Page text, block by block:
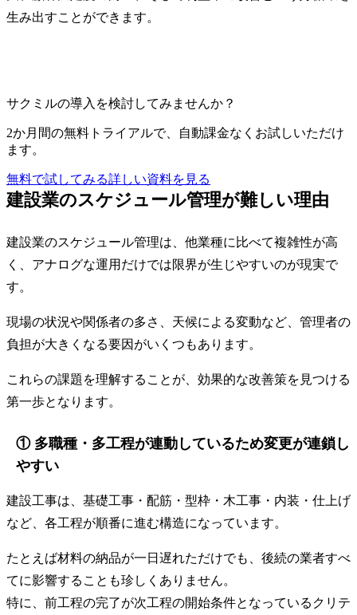
生み出すことができます。
サクミルの導入を検討してみませんか？
2か月間の無料トライアルで、自動課金なくお試しいただけ
ます。
無料で試してみる詳しい資料を見る
建設業のスケジュール管理が難しい理由
建設業のスケジュール管理は、他業種に比べて複雑性が高
く、アナログな運用だけでは限界が生じやすいのが現実で
す。
現場の状況や関係者の多さ、天候による変動など、管理者の
負担が大きくなる要因がいくつもあります。
これらの課題を理解することが、効果的な改善策を見つける
第一歩となります。
① 多職種・多工程が連動しているため変更が連鎖し
やすい
建設工事は、基礎工事・配筋・型枠・木工事・内装・仕上げ
など、各工程が順番に進む構造になっています。
たとえば材料の納品が一日遅れただけでも、後続の業者すべ
てに影響することも珍しくありません。
特に、前工程の完了が次工程の開始条件となっているクリテ